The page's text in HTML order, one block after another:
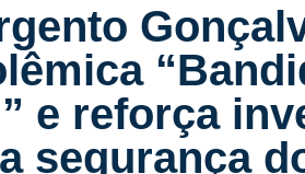
e reforça
segurança